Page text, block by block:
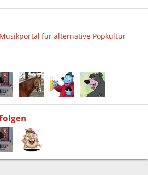
für alternative Popkultur